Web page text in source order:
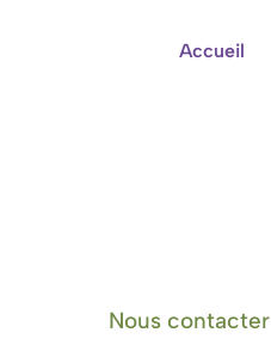
Accueil
Nous contacter